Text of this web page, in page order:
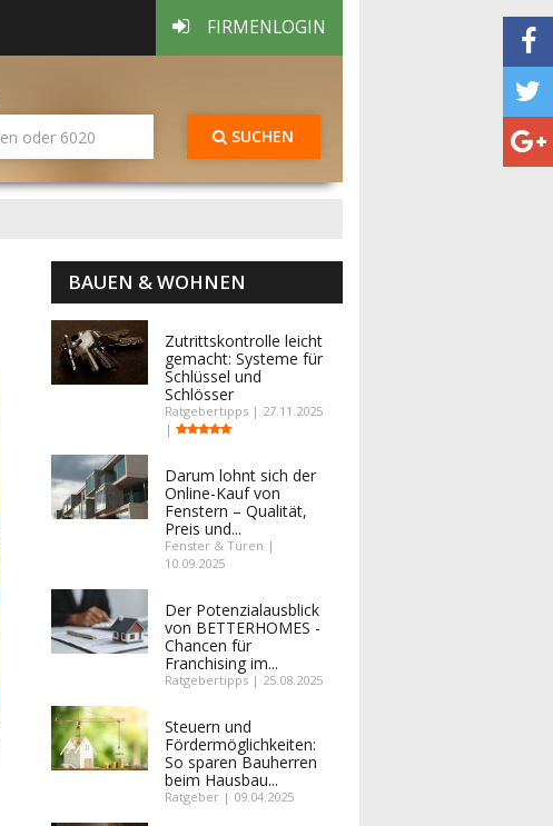
FIRMENLOGIN
SUCHEN
BAUEN & WOHNEN
Zutrittskontrolle leicht
gemacht: Systeme für
Schlüssel und
Schlösser
Ratgebertipps | 27.11.2025
|
Darum lohnt sich der
Online-Kauf von
Fenstern – Qualität,
Preis und...
Fenster & Türen |
10.09.2025
Der Potenzialausblick
von BETTERHOMES -
Chancen für
Franchising im...
Ratgebertipps | 25.08.2025
Steuern und
Fördermöglichkeiten:
So sparen Bauherren
beim Hausbau...
Ratgeber | 09.04.2025